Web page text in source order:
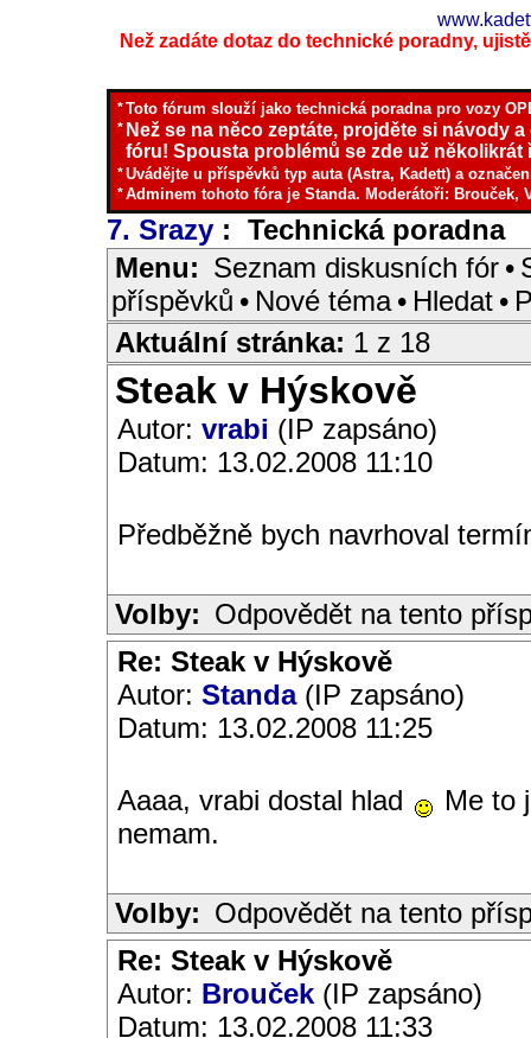
Než zadáte dotaz do technické poradny,
*Toto fórum slouží jako technická poradna pro vozy
* Než se na něco zeptáte, projděte si návody
fóru! Spousta problémů se zde už několikrát
*Uvádějte u příspěvků typ auta (Astra, Kadett) a
*Adminem tohoto fóra je Standa. Moderátoři: Brouček,
7. Srazy : Technická poradna
Menu: Seznam diskusních fór •
příspěvků • Nové téma • Hledat •
Aktuální stránka: 1 z 18
Steak v Hýskově
Autor: vrabi (IP zapsáno)
Datum: 13.02.2008 11:10
Předběžně bych navrhoval
Volby: Odpovědět na tento
Re: Steak v Hýskově
Autor: Standa(IP zapsáno)
Datum: 13.02.2008 11:25
Aaaa, vrabi dostal hlad
Me to
nemam.
Volby: Odpovědět na tento
Re: Steak v Hýskově
Autor: Brouček (IP zapsáno)
Datum: 13.02.2008 11:33